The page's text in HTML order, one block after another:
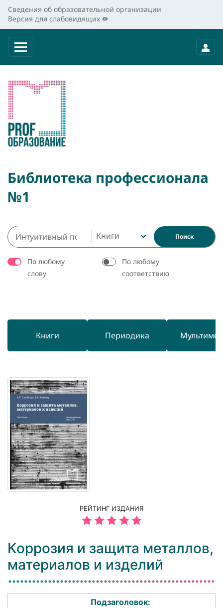
Сведения об образовательной организации
Версия для слабовидящих
Библиотека профессионала
№1
Книги Поиск
По любому
слову
По любому
соответствию
Книги Периодика
РЕЙТИНГ ИЗДАНИЯ
Коррозия и защита металлов,
материалов и изделий
Подзаголовок: